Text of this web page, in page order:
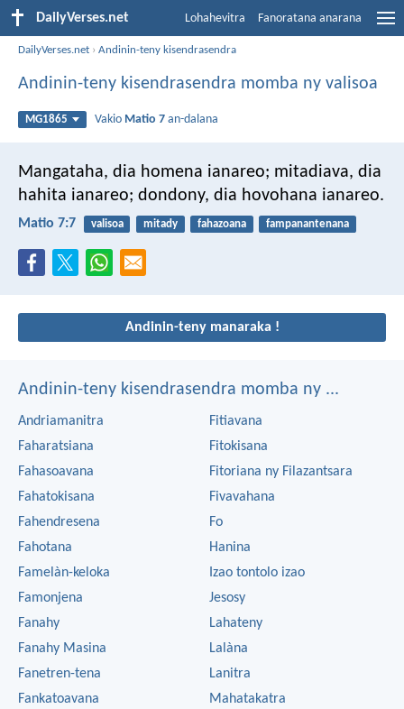
DailyVerses.net Lohahevitra Fanoratana anarana
DailyVerses.net ›Andinin-teny kisendrasendra
Andinin-teny kisendrasendra momba ny valisoa
MG1865 Vakio Matio 7 an-dalana
Mangataha, dia homena ianareo; mitadiava, dia
hahita ianareo; dondony, dia hovohana ianareo.
Matio 7:7 valisoa mitady fahazoana fampanantenana
Andinin-teny manaraka !
Andinin-teny kisendrasendra momba ny ...
Andriamanitra
Faharatsiana
Fahasoavana
Fahatokisana
Fahendresena
Fahotana
Famelàn-keloka
Famonjena
Fanahy
Fanahy Masina
Fanetren-tena
Fankatoavana
Fitiavana
Fitokisana
Fitoriana ny Filazantsara
Fivavahana
Fo
Hanina
Izao tontolo izao
Jesosy
Lahateny
Lalàna
Lanitra
Mahatakatra